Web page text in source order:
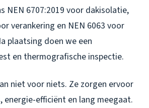
NEN 6707:2019 voor dakisolatie,
verankering en NEN 6063 voor
plaatsing doen we een
en thermografische inspectie.
niet voor niets. Ze zorgen ervoor
energie-efficiënt en lang meegaat.